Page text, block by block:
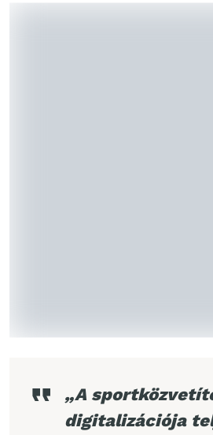
„A
digitalizációja